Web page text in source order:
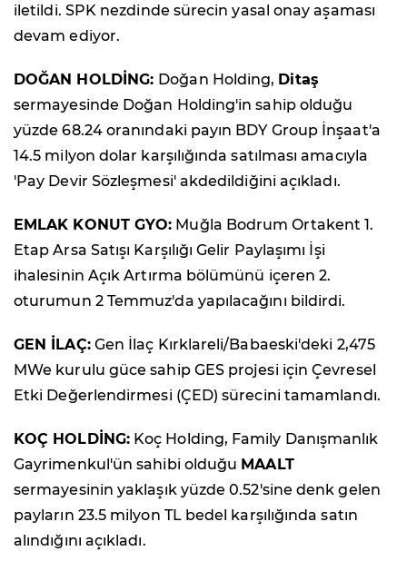
iletildi. SPK nezdinde sürecin yasal onay aşaması
devam ediyor.
DOĞAN HOLDİNG: Doğan Holding, Ditaş
sermayesinde Doğan Holding'in sahip olduğu
yüzde 68.24 oranındaki payın BDY Group İnşaat'a
14.5 milyon dolar karşılığında satılması amacıyla
'Pay Devir Sözleşmesi' akdedildiğini açıkladı.
EMLAK KONUT GYO: Muğla Bodrum Ortakent 1.
Etap Arsa Satışı Karşılığı Gelir Paylaşımı İşi
ihalesinin Açık Artırma bölümünü içeren 2.
oturumun 2 Temmuz'da yapılacağını bildirdi.
GEN İLAÇ:Gen İlaç Kırklareli/Babaeski'deki 2,475
MWe kurulu güce sahip GES projesi için Çevresel
Etki Değerlendirmesi (ÇED) sürecini tamamlandı.
KOÇ HOLDİNG:Koç Holding, Family Danışmanlık
Gayrimenkul'ün sahibi olduğu MAALT
sermayesinin yaklaşık yüzde 0.52'sine denk gelen
payların 23.5 milyon TL bedel karşılığında satın
alındığını açıkladı.